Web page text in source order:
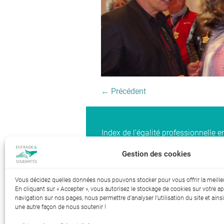
Gestion des cookies
Vous décidez quelles données nous pouvons stocker pour vous offrir la
En cliquant sur « Accepter », vous autorisez le stockage de cookies sur votre
navigation sur nos pages, nous permettre d'analyser l’utilisation du site et
une autre façon de nous soutenir !
← Précédent
Index de l’égalité professionnelle
RGPD-Confidentialité|Mentions